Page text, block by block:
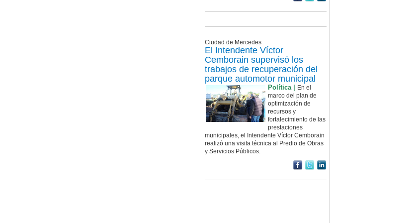
Ciudad de Mercedes
El Intendente Víctor
Cemborain supervisó los
trabajos de recuperación del
parque automotor municipal
Política |
En el
marco del plan de
optimización de
recursos y
fortalecimiento de las
prestaciones
municipales, el Intendente Víctor Cemborain
realizó una visita técnica al Predio de Obras
y Servicios Públicos.